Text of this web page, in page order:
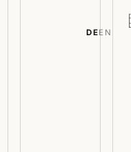
DEEN